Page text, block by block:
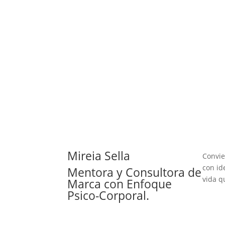
Mireia Sella
Mentora y Consultora de
Marca con Enfoque
Psico-Corporal.
con
vida